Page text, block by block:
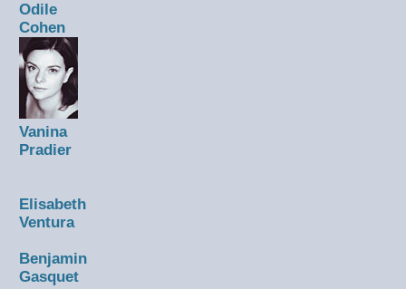
Odile
Cohen
Vanina
Pradier
Elisabeth
Ventura
Benjamin
Gasquet